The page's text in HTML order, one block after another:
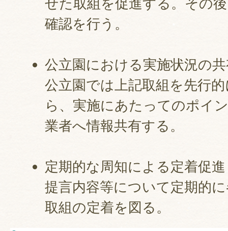
確認を行う。
公立園における実施状況の
公立園では上記取組を先行
ら、実施にあたってのポイ
業者へ情報共有する。
定期的な周知による定着促進
提言内容等について定期的
取組の定着を図る。